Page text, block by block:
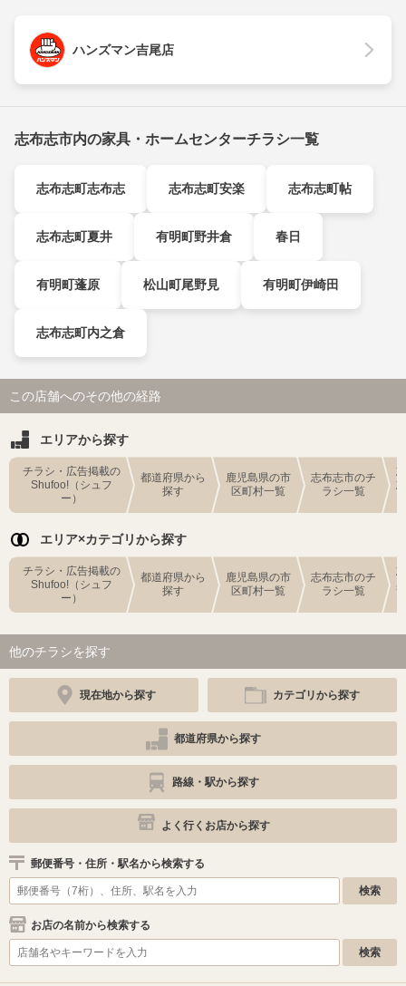
ハンズマン吉尾店
志布志市内の家具・ホームセンターチラシ一覧
志布志町志布志 志布志町安楽 志布志町帖
志布志町夏井 有明町野井倉 春日
有明町蓬原 松山町尾野見 有明町伊崎田
志布志町内之倉
この店舗へのその他の経路
エリアから探す
チラシ・広告掲載の
Shufoo!（シュフ
ー）
都道府県から
探す
鹿児島県の市
区町村一覧
志布志市のチ
ラシ一覧
エリア×カテゴリから探す
チラシ・広告掲載の
Shufoo!（シュフ
ー）
都道府県から
探す
鹿児島県の市
区町村一覧
志布志市のチ
ラシ一覧
他のチラシを探す
現在地から探す カテゴリから探す
都道府県から探す
路線・駅から探す
よく行くお店から探す
郵便番号・住所・駅名から検索する
お店の名前から検索する